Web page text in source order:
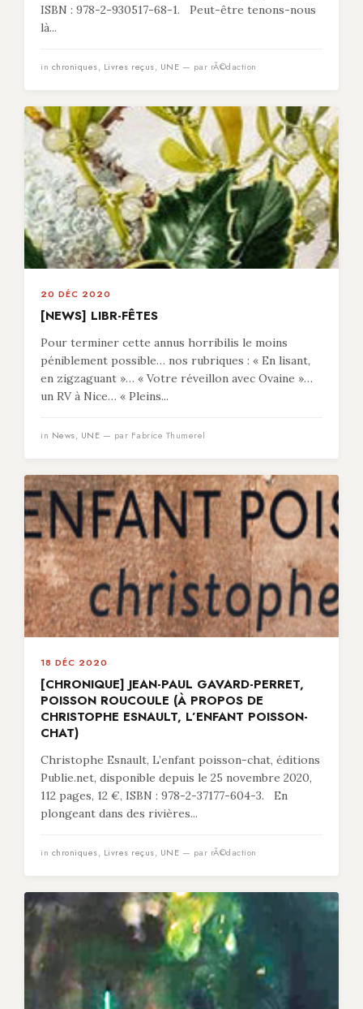
ISBN : 978-2-930517-68-1. Peut-être tenons-nous
là...
in chroniques, Livres reçus, UNE — par rÃ©daction
20 DÉC 2020
[NEWS] LIBR-FÊTES
Pour terminer cette annus horribilis le moins
péniblement possible… nos rubriques : « En lisant,
en zigzaguant »… « Votre réveillon avec Ovaine »…
un RV à Nice… « Pleins...
in News, UNE — par Fabrice Thumerel
18 DÉC 2020
[CHRONIQUE] JEAN-PAUL GAVARD-PERRET,
POISSON ROUCOULE (À PROPOS DE
CHRISTOPHE ESNAULT, L’ENFANT POISSON-
CHAT)
Christophe Esnault, L’enfant poisson-chat, éditions
Publie.net, disponible depuis le 25 novembre 2020,
112 pages, 12 €, ISBN : 978-2-37177-604-3. En
plongeant dans des rivières...
in chroniques, Livres reçus, UNE — par rÃ©daction